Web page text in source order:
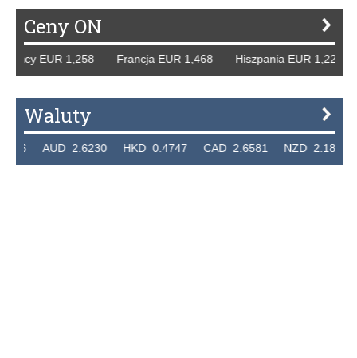
Ceny ON
EUR 1,258 Francja EUR 1,468 Hiszpania EUR
Waluty
AUD 2.6230 HKD 0.4747 CAD 2.6581 NZD